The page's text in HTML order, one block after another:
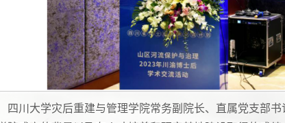
四川大学灾后重建与管理学院常务副院长、直属党支部